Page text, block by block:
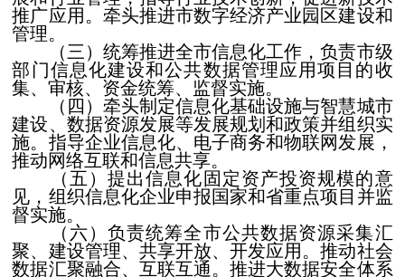
推广应用。牵头推进市数字经济产业园区建设和
管理。
（三）统筹推进全市信息化工作，负责市级
部门信息化建设和公共数据管理应用项目的收
集、审核、资金统筹、监督实施。
（四）牵头制定信息化基础设施与智慧城市
建设、数据资源发展等发展规划和政策并组织实
施。指导企业信息化、电子商务和物联网发展，
推动网络互联和信息共享。
（五）提出信息化固定资产投资规模的意
见，组织信息化企业申报国家和省重点项目并监
督实施。
（六）负责统筹全市公共数据资源采集汇
聚、建设管理、共享开放、开发应用。推动社会
数据汇聚融合、互联互通。推进大数据安全体系